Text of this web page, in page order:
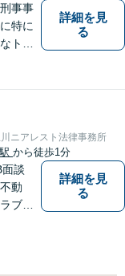
事事
特に
トラ
、誠
詳細を見
る
ニアレスト法律事務所
から徒歩1分
談
動
ブル
詳細を見
る